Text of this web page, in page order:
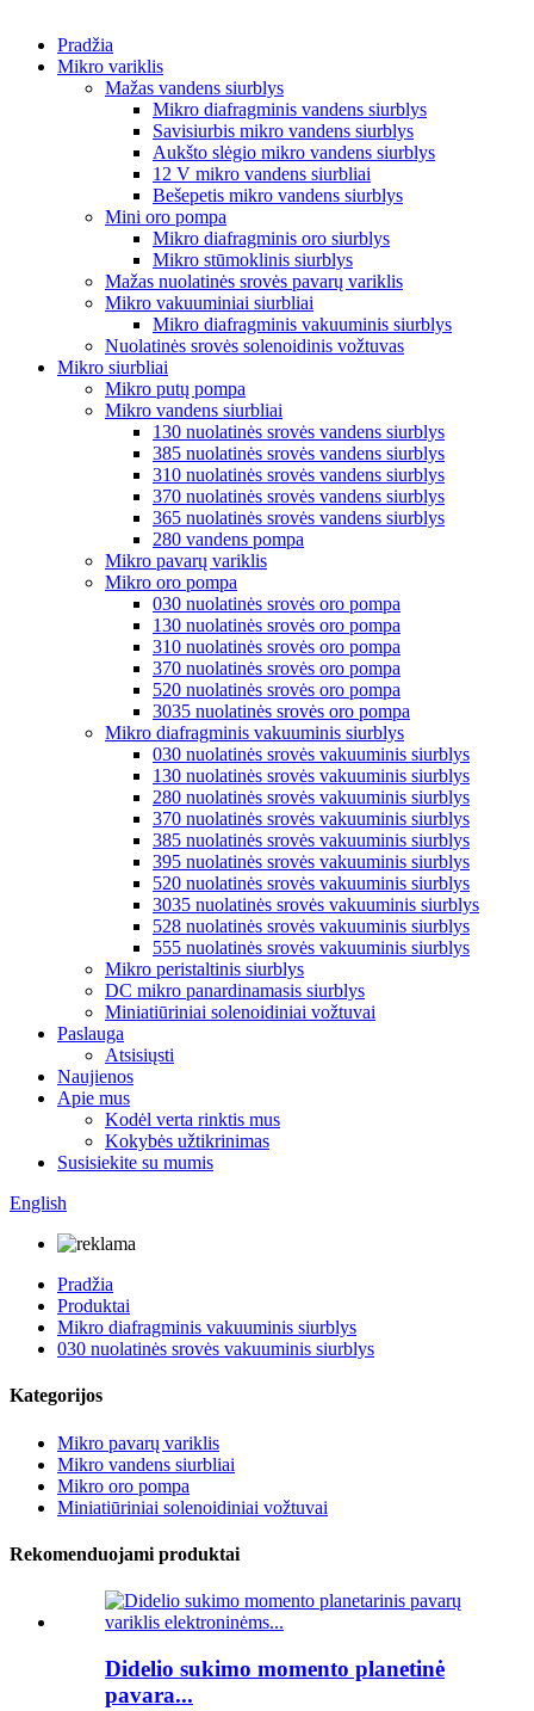
Pradžia
Mikro variklis
Mažas vandens siurblys
Mikro diafragminis vandens siurblys
Savisiurbis mikro vandens siurblys
Aukšto slėgio mikro vandens siurblys
12 V mikro vandens siurbliai
Bešepetis mikro vandens siurblys
Mini oro pompa
Mikro diafragminis oro siurblys
Mikro stūmoklinis siurblys
Mažas nuolatinės srovės pavarų variklis
Mikro vakuuminiai siurbliai
Mikro diafragminis vakuuminis siurblys
Nuolatinės srovės solenoidinis vožtuvas
Mikro siurbliai
Mikro putų pompa
Mikro vandens siurbliai
130 nuolatinės srovės vandens siurblys
385 nuolatinės srovės vandens siurblys
310 nuolatinės srovės vandens siurblys
370 nuolatinės srovės vandens siurblys
365 nuolatinės srovės vandens siurblys
280 vandens pompa
Mikro pavarų variklis
Mikro oro pompa
030 nuolatinės srovės oro pompa
130 nuolatinės srovės oro pompa
310 nuolatinės srovės oro pompa
370 nuolatinės srovės oro pompa
520 nuolatinės srovės oro pompa
3035 nuolatinės srovės oro pompa
Mikro diafragminis vakuuminis siurblys
030 nuolatinės srovės vakuuminis siurblys
130 nuolatinės srovės vakuuminis siurblys
280 nuolatinės srovės vakuuminis siurblys
370 nuolatinės srovės vakuuminis siurblys
385 nuolatinės srovės vakuuminis siurblys
395 nuolatinės srovės vakuuminis siurblys
520 nuolatinės srovės vakuuminis siurblys
3035 nuolatinės srovės vakuuminis siurblys
528 nuolatinės srovės vakuuminis siurblys
555 nuolatinės srovės vakuuminis siurblys
Mikro peristaltinis siurblys
DC mikro panardinamasis siurblys
Miniatiūriniai solenoidiniai vožtuvai
Paslauga
Atsisiųsti
Naujienos
Apie mus
Kodėl verta rinktis mus
Kokybės užtikrinimas
Susisiekite su mumis
English
Pradžia
Produktai
Mikro diafragminis vakuuminis siurblys
030 nuolatinės srovės vakuuminis siurblys
Kategorijos
Mikro pavarų variklis
Mikro vandens siurbliai
Mikro oro pompa
Miniatiūriniai solenoidiniai vožtuvai
Rekomenduojami produktai
Didelio sukimo momento planetinė
pavara...